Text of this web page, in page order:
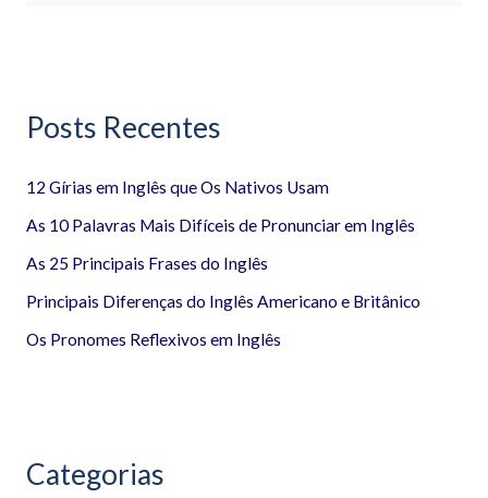
u
s
a
r
p
Posts Recentes
12 Gírias em Inglês que Os Nativos Usam
As 10 Palavras Mais Difíceis de Pronunciar em Inglês
As 25 Principais Frases do Inglês
Principais Diferenças do Inglês Americano e Britânico
Os Pronomes Reflexivos em Inglês
Categorias